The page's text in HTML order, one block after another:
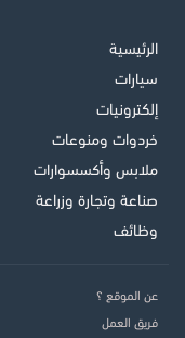
الرئيسية
سيارات
إلكترونيات
خردوات ومنوعات
ملابس وأكسسوارات
صناعة وتجارة وزراعة
وظائف
عن الموقع ؟
فريق العمل